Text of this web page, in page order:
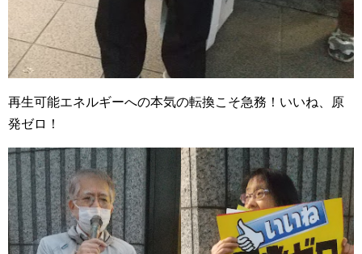
再生可能エネルギーへの本気の転換こそ急務！いいね、原
発ゼロ！